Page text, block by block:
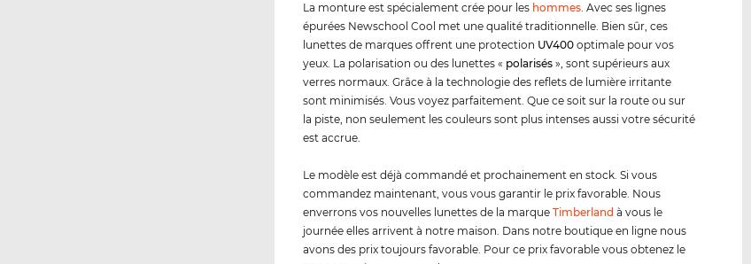
La monture est spécialement crée pour les hommes. Avec ses lignes
épurées Newschool Cool met une qualité traditionnelle. Bien sûr, ces
lunettes de marques offrent une protection UV400 optimale pour vos
yeux. La polarisation ou des lunettes « polarisés », sont supérieurs aux
verres normaux. Grâce à la technologie des reflets de lumière irritante
sont minimisés. Vous voyez parfaitement. Que ce soit sur la route ou sur
la piste, non seulement les couleurs sont plus intenses aussi votre sécurité
est accrue.
Le modèle est déjà commandé et prochainement en stock. Si vous
commandez maintenant, vous vous garantir le prix favorable. Nous
enverrons vos nouvelles lunettes de la marqueTimberland à vous le
journée elles arrivent à notre maison. Dans notre boutique en ligne nous
avons des prix toujours favorable. Pour ce prix favorable vous obtenez le